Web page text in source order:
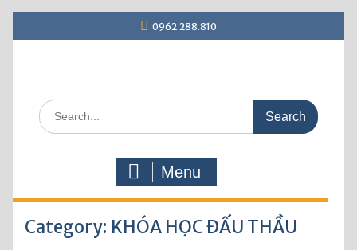
k
n
t
0962.288.810
S
e
o
Menu
Category: KHÓA HỌC ĐẤU THẦU